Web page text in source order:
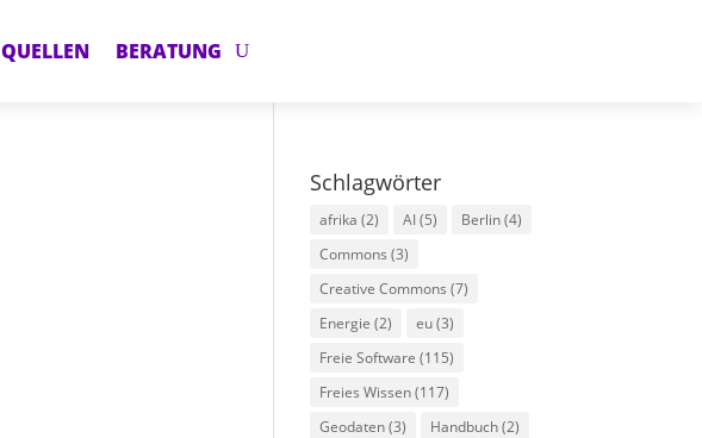
QUELLEN BERATUNG
Schlagwörter
afrika (2) AI(5) Berlin(4)
Commons (3)
Creative Commons (7)
Energie (2) eu(3)
Freie Software (115)
Freies Wissen(117)
Geodaten(3) Handbuch(2)